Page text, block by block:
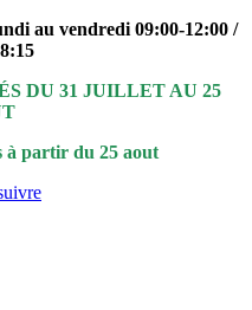
au vendredi 09:00-12:00 /
DU 31 JUILLET AU 25
à partir du 25 aout